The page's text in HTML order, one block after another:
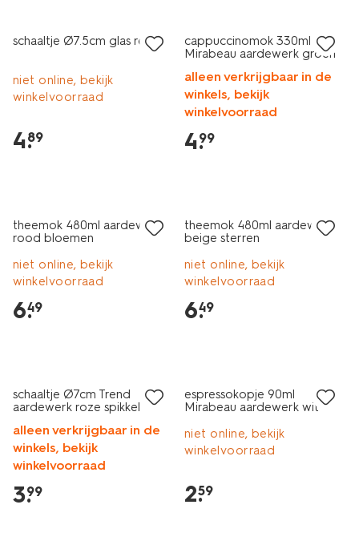
schaaltje Ø7.5cm glas roze
niet online, bekijk
winkelvoorraad
4.
89
cappuccinomok 330ml
Mirabeau aardewerk groen
alleen verkrijgbaar in de
winkels, bekijk
winkelvoorraad
4.
99
theemok 480ml aardewerk
rood bloemen
niet online, bekijk
winkelvoorraad
6.
49
theemok 480ml aardewerk
beige sterren
niet online, bekijk
winkelvoorraad
6.
49
schaaltje Ø7cm Trend
aardewerk roze spikkel
alleen verkrijgbaar in de
winkels, bekijk
winkelvoorraad
3.
99
espressokopje 90ml
Mirabeau aardewerk wit
niet online, bekijk
winkelvoorraad
2.
59